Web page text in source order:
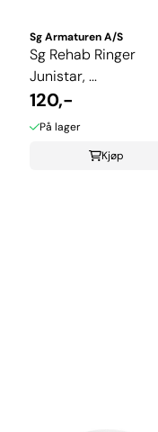
Sg Armaturen A/S
Sg Rehab Ringer
Junistar, ...
120,-
På lager
Kjøp